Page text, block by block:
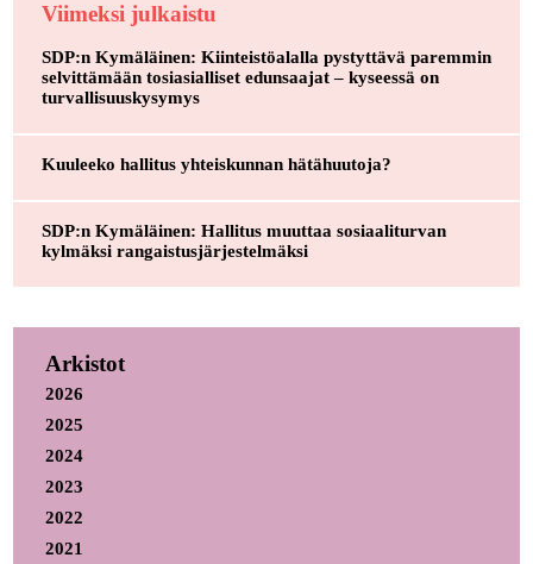
Viimeksi julkaistu
SDP:n Kymäläinen: Kiinteistöalalla pystyttävä paremmin
selvittämään tosiasialliset edunsaajat – kyseessä on
turvallisuuskysymys
Kuuleeko hallitus yhteiskunnan hätähuutoja?
SDP:n Kymäläinen: Hallitus muuttaa sosiaaliturvan
kylmäksi rangaistusjärjestelmäksi
Arkistot
2026
2025
2024
2023
2022
2021